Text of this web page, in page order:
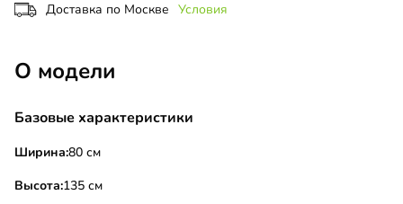
Доставка по Москве Условия
О модели
Базовые характеристики
Ширина:80 см
Высота:135 см